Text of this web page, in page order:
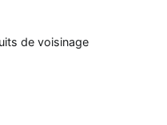
de voisinage